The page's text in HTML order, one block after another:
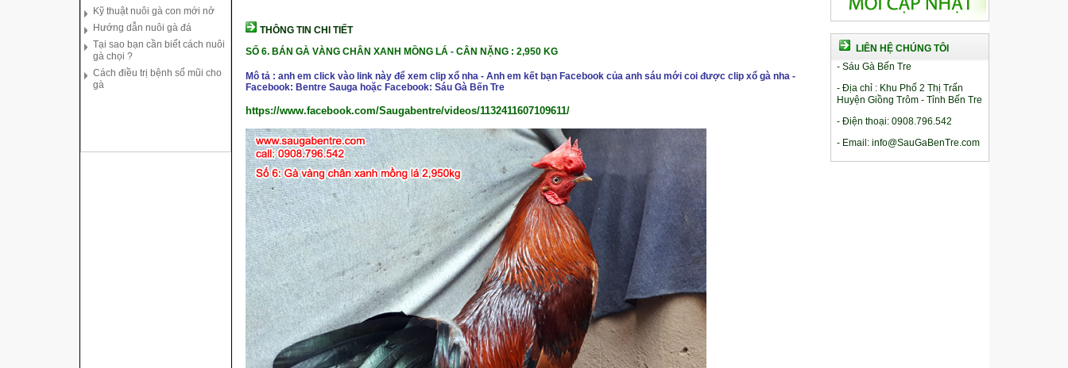
Hướng dẫn nuôi gà đá
Tại sao bạn cần biết cách nuôi
gà chọi ?
Cách điều trị bệnh sổ mũi cho
gà
THÔNG TIN CHI TIẾT
SỐ 6. BÁN GÀ VÀNG CHÂN XANH MỒNG LÁ - CÂN NẶNG : 2,950 KG
Mô tả : anh em click vào link này để xem clip xổ nha - Anh em kết bạn Facebook của anh sáu mới coi được clip xổ gà nha -
Facebook: Bentre Sauga hoặc Facebook: Sáu Gà Bến Tre
https://www.facebook.com/Saugabentre/videos/1132411607109611/
LIÊN HỆ CHÚNG TÔI
- Sáu Gà Bến Tre
- Địa chỉ : Khu Phố 2 Thị Trấn
Huyện Giồng Trôm - Tỉnh Bến Tre
- Điện thoại: 0908.796.542
- Email: info@SauGaBenTre.com